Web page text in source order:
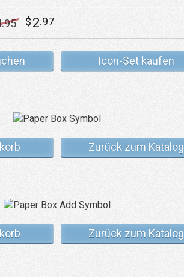
.95 $2.97
Icon-Set kaufen
Zurück zum Katalog
Zurück zum Katalog